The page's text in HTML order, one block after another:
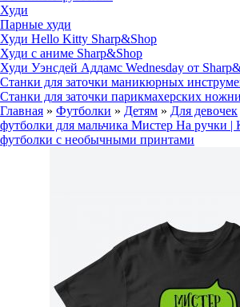
Худи
Парные худи
Худи Hello Kitty Sharp&Shop
Худи с аниме Sharp&Shop
Худи Уэнсдей Аддамс Wednesday от
Станки для заточки маникюрных
Станки для заточки парикмахерских
Главная » Футболки » Детям » Для девочек
футболки для мальчика Мистер На ручки |
футболки с необычными принтами